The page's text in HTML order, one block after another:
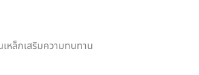
หล็กเสริมความทนทาน